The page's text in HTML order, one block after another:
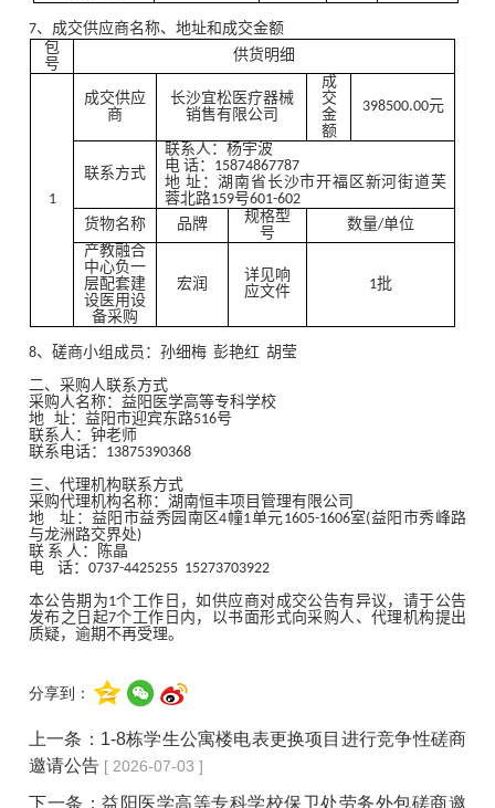
7、成交供应商名称、地址和成交金额
包
号
供货明细
1
成交供应
商
长沙宜松医疗器械
销售有限公司
成
交
金
额
398500.00元
联系方式
联系人：杨宇波
电 话：15874867787
地 址：湖南省长沙市开福区新河街道芙
蓉北路159号601-602
货物名称
品牌
规格型
号
数量/单位
产教融合
中心负一
层配套建
设医用设
备采购
宏润
详见响
应文件
1批
8、磋商小组成员：孙细梅 彭艳红 胡莹
二、采购人联系方式
采购人名称：益阳医学高等专科学校
地 址：益阳市迎宾东路516号
联系人：钟老师
联系电话： 13875390368
三、代理机构联系方式
采购代理机构名称：湖南恒丰项目管理有限公司
地 址：益阳市益秀园南区4幢1单元1605-1606室(益阳市秀峰路
与龙洲路交界处)
联 系 人：陈晶
电 话：0737-4425255 15273703922
本公告期为1个工作日，如供应商对成交公告有异议，请于公告
发布之日起7个工作日内，以书面形式向采购人、代理机构提出
质疑，逾期不再受理。
分享到：
上一条： 1-8栋学生公寓楼电表更换项目进行竞争性磋商
邀请公告 [ 2026-07-03 ]
下一条：益阳医学高等专科学校保卫处劳务外包磋商邀